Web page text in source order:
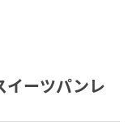
イーツパンレ